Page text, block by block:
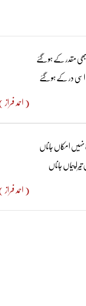
مقدر کے ہو گئے
اسی در کے ہو گئے
( احمد فراز )
نہیں امکاں جاناں
تیرا پیماں جاناں
( احمد فراز )